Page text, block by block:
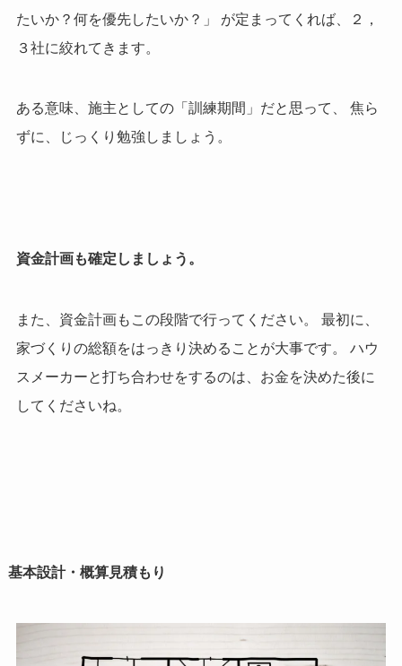
たいか？何を優先したいか？」 が定まってくれば、２，
３社に絞れてきます。
ある意味、施主としての「訓練期間」だと思って、 焦ら
ずに、じっくり勉強しましょう。
資金計画も確定しましょう。
また、資金計画もこの段階で行ってください。 最初に、
家づくりの総額をはっきり決めることが大事です。 ハウ
スメーカーと打ち合わせをするのは、お金を決めた後に
してくださいね。
基本設計・概算見積もり